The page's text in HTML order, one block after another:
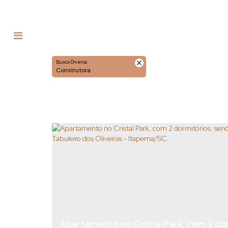
Busca Diversa:
Construtora